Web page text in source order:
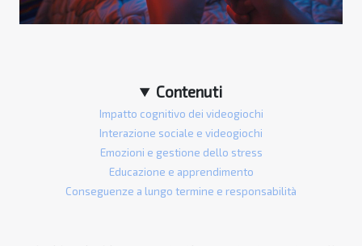
Contenuti
Impatto cognitivo dei videogiochi
Interazione sociale e videogiochi
Emozioni e gestione dello stress
Educazione e apprendimento
Conseguenze a lungo termine e responsabilità